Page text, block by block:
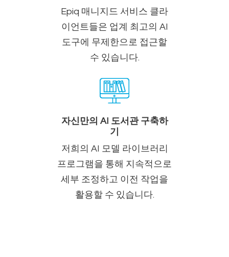
Epiq 매니지드 서비스 클라
이언트들은 업계 최고의 AI
도구에 무제한으로 접근할
수 있습니다.
자신만의 AI 도서관 구축하
기
저희의 AI 모델 라이브러리
프로그램을 통해 지속적으로
세부 조정하고 이전 작업을
활용할 수 있습니다.